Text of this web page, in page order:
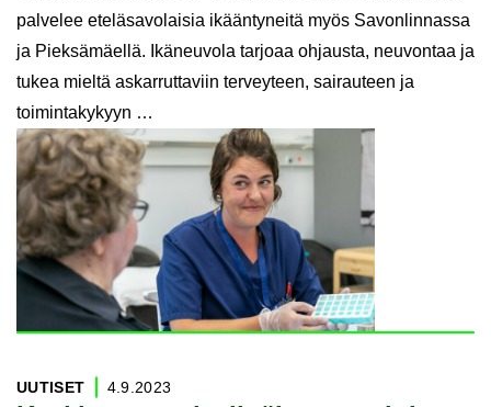
palvelee eteläsavolaisia ikääntyneitä myös Savonlinnassa
ja Pieksämäellä. Ikäneuvola tarjoaa ohjausta, neuvontaa ja
tukea mieltä askarruttaviin terveyteen, sairauteen ja
toimintakykyyn …
UU­TI­SET 4.9.2023